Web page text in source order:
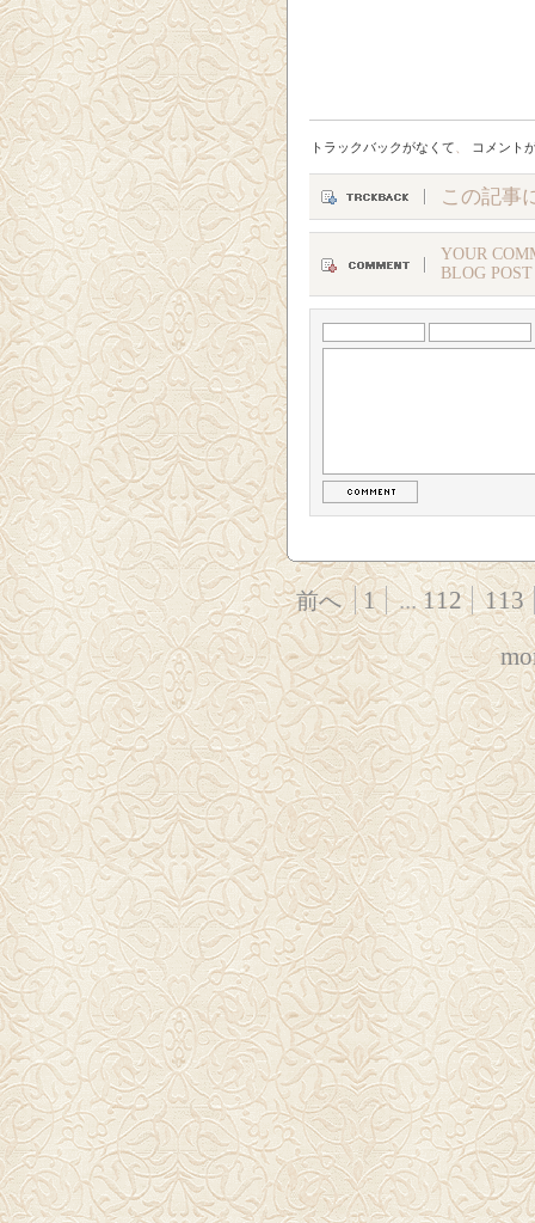
トラックバックがなくて コメント
この記事
YOUR
BLOG POST
前へ 1 ... 112
113